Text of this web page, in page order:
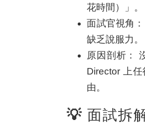
花時間）」。
面試官視角：
缺乏說服力。
原因剖析：
Director 上
由。
💡 面試拆